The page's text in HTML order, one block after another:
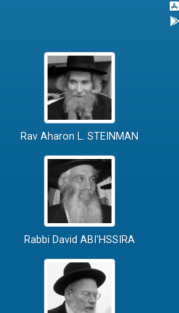
Rav Aharon L. STEINMAN
Rabbi David ABI'HSSIRA